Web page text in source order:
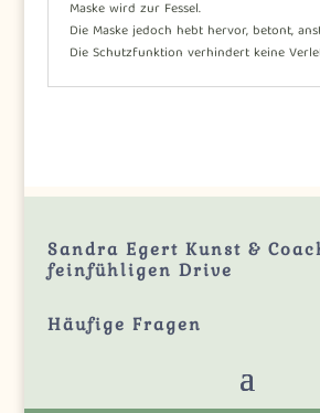
Maske wird zur Fessel.
Die Maske jedoch hebt hervor, betont,
Die Schutzfunktion verhindert keine
Sandra Egert Kunst &
feinfühligen Drive
Häufige Fragen